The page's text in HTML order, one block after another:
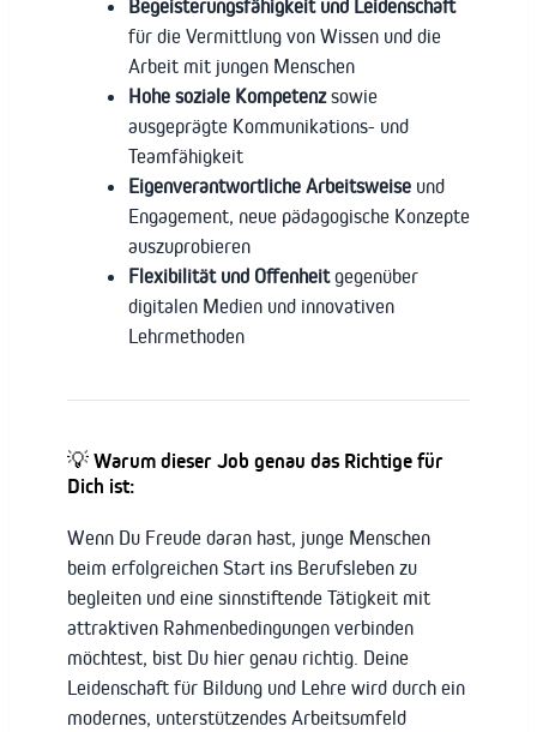
Begeisterungsfähigkeit und Leidenschaft
für die Vermittlung von Wissen und die
Arbeit mit jungen Menschen
Hohe soziale Kompetenzsowie
ausgeprägte Kommunikations- und
Teamfähigkeit
Eigenverantwortliche Arbeitsweise und
Engagement, neue pädagogische Konzepte
auszuprobieren
Flexibilität und Offenheitgegenüber
digitalen Medien und innovativen
Lehrmethoden
💡 Warum dieser Job genau das Richtige für
Dich ist:
Wenn Du Freude daran hast, junge Menschen
beim erfolgreichen Start ins Berufsleben zu
begleiten und eine sinnstiftende Tätigkeit mit
attraktiven Rahmenbedingungen verbinden
möchtest, bist Du hier genau richtig. Deine
Leidenschaft für Bildung und Lehre wird durch ein
modernes, unterstützendes Arbeitsumfeld